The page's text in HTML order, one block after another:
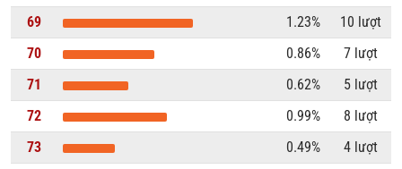
69
1.23%
10 lượt
70
0.86%
7 lượt
71
0.62%
5 lượt
72
0.99%
8 lượt
73
0.49%
4 lượt